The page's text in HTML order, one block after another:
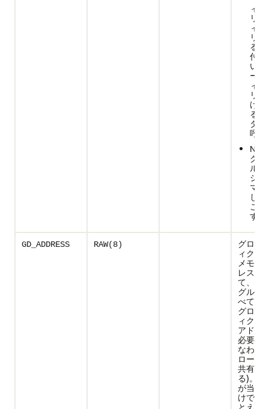
ィ
リ
ィ
リ
る
付け
い
ー
ィ
リ
け
る
タ
呼ば
グロ
ル
シ
マ
し
こと
す。
GD_ADDRESS RAW(8)
グロー
ィクシ
メモリ
レス。
て、1
グルー
べての
グロー
ィクシ
アドレ
必要が
なわち
ローバ
共有し
る)。常
が当て
けでは